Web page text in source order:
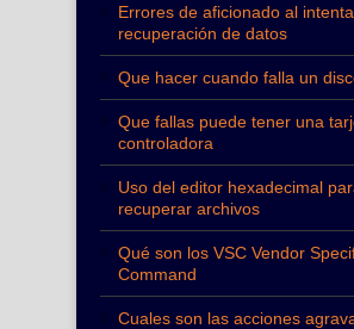
Errores de aficionado al
recuperación de datos
Que hacer cuando falla un
Que fallas puede tener una
controladora
Uso del editor hexadecimal
recuperar archivos
Qué son los VSC Vendor
Command
Cuales son las acciones